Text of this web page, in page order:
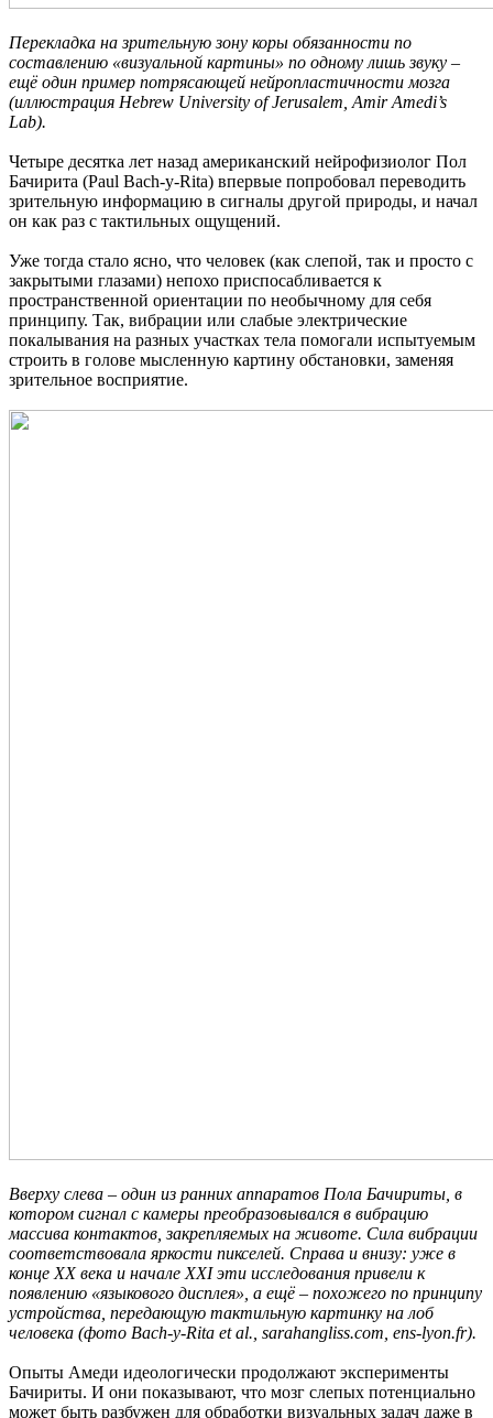
Перекладка на зрительную зону коры обязанности по
составлению «визуальной картины» по одному лишь звуку –
ещё один пример потрясающей нейропластичности мозга
(иллюстрация Hebrew University of Jerusalem, Amir Amedi’s
Lab).
Четыре десятка лет назад американский нейрофизиолог Пол
Бачирита (Paul Bach-y-Rita) впервые попробовал переводить
зрительную информацию в сигналы другой природы, и начал
он как раз с тактильных ощущений.
Уже тогда стало ясно, что человек (как слепой, так и просто с
закрытыми глазами) непохо приспосабливается к
пространственной ориентации по необычному для себя
принципу. Так, вибрации или слабые электрические
покалывания на разных участках тела помогали испытуемым
строить в голове мысленную картину обстановки, заменяя
зрительное восприятие.
Вверху слева – один из ранних аппаратов Пола Бачириты, в
котором сигнал с камеры преобразовывался в вибрацию
массива контактов, закрепляемых на животе. Сила вибрации
соответствовала яркости пикселей. Справа и внизу: уже в
конце XX века и начале XXI эти исследования привели к
появлению «языкового дисплея», а ещё – похожего по принципу
устройства, передающую тактильную картинку на лоб
человека (фото Bach-y-Rita et al., sarahangliss.com, ens-lyon.fr).
Опыты Амеди идеологически продолжают эксперименты
Бачириты. И они показывают, что мозг слепых потенциально
может быть разбужен для обработки визуальных задач даже в